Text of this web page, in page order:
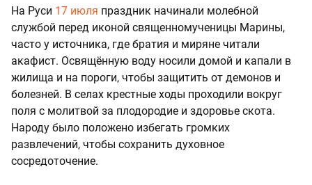
На Руси 17 июля праздник начинали молебной
службой перед иконой священномученицы Марины,
часто у источника, где братия и миряне читали
акафист. Освящённую воду носили домой и капали в
жилища и на пороги, чтобы защитить от демонов и
болезней. В селах крестные ходы проходили вокруг
поля с молитвой за плодородие и здоровье скота.
Народу было положено избегать громких
развлечений, чтобы сохранить духовное
сосредоточение.